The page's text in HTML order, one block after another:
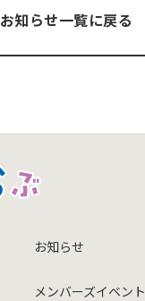
お知らせ一覧に戻る
お知らせ
メンバーズイベント